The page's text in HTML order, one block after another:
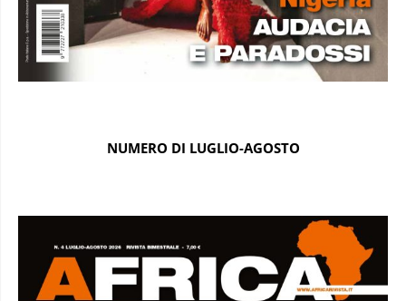
NUMERO DI LUGLIO-AGOSTO